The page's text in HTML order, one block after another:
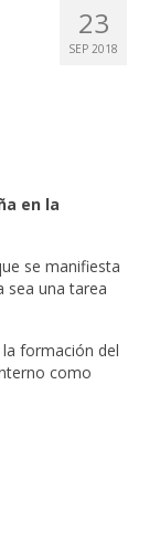
23
SEP 2018
en la
se manifiesta
sea una tarea
formación del
como